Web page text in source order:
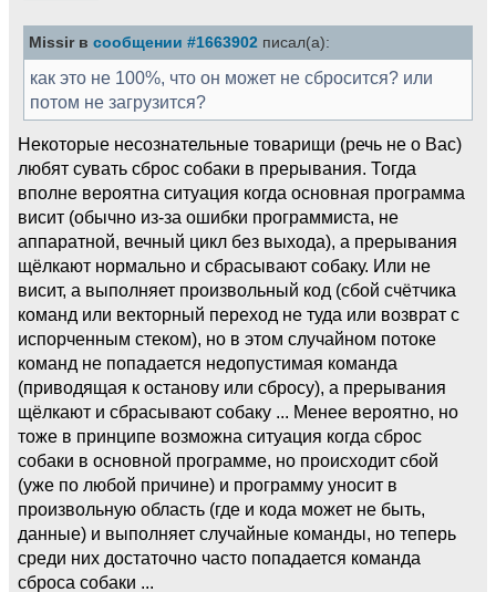
Missir в сообщении #1663902 писал(а):
как это не 100%, что он может не сбросится? или
потом не загрузится?
Некоторые несознательные товарищи (речь не о Вас)
любят сувать сброс собаки в прерывания. Тогда
вполне вероятна ситуация когда основная программа
висит (обычно из-за ошибки программиста, не
аппаратной, вечный цикл без выхода), а прерывания
щёлкают нормально и сбрасывают собаку. Или не
висит, а выполняет произвольный код (сбой счётчика
команд или векторный переход не туда или возврат с
испорченным стеком), но в этом случайном потоке
команд не попадается недопустимая команда
(приводящая к останову или сбросу), а прерывания
щёлкают и сбрасывают собаку ... Менее вероятно, но
тоже в принципе возможна ситуация когда сброс
собаки в основной программе, но происходит сбой
(уже по любой причине) и программу уносит в
произвольную область (где и кода может не быть,
данные) и выполняет случайные команды, но теперь
среди них достаточно часто попадается команда
сброса собаки ...